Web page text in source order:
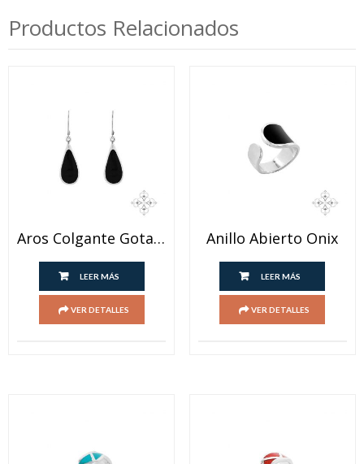
Productos Relacionados
Aros Colgante Gota Onix Y Lapislazuli
LEER MÁS
VER DETALLES
Anillo Abierto Onix
LEER MÁS
VER DETALLES